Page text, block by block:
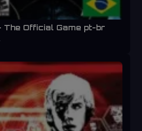
The Official Game pt-br